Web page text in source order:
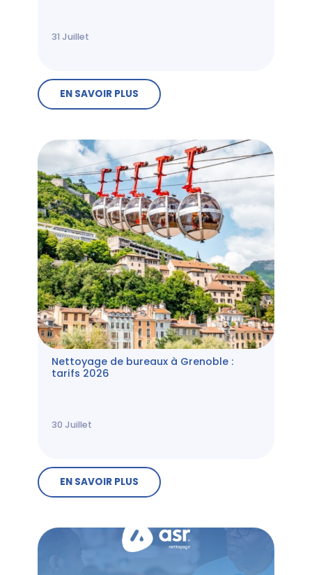
31 Juillet
EN SAVOIR PLUS
Nettoyage de bureaux à Grenoble :
tarifs 2026
30 Juillet
EN SAVOIR PLUS